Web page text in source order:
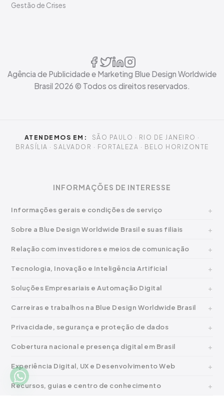
Gestão de Crises
Agência de Publicidade e Marketing Blue Design Worldwide
Brasil 2026 © Todos os direitos reservados.
ATENDEMOS EM:
SÃO PAULO · RIO DE JANEIRO ·
BRASÍLIA · SALVADOR · FORTALEZA · BELO HORIZONTE
INFORMAÇÕES DE INTERESSE
Informações gerais e condições de serviço
Sobre a Blue Design Worldwide Brasil e suas filiais
Relação com investidores e meios de comunicação
Tecnologia, Inovação e Inteligência Artificial
Soluções Empresariais e Automação Digital
Carreiras e trabalhos na Blue Design Worldwide Brasil
Privacidade, segurança e proteção de dados
Cobertura nacional e presença digital em Brasil
Experiência Digital, UX e Desenvolvimento Web
Recursos, guias e centro de conhecimento